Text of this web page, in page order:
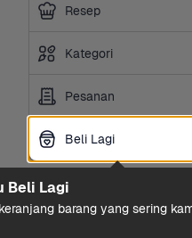
Resep
Kategori
Pesanan
Beli Lagi
Beli Lagi
Beli Lagi
barang yang sering